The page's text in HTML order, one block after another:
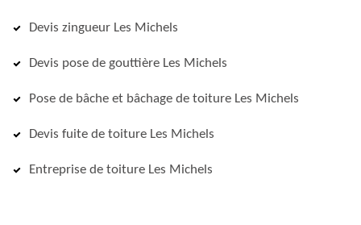
Devis zingueur Les Michels
Devis pose de gouttière Les Michels
Pose de bâche et bâchage de toiture Les Michels
Devis fuite de toiture Les Michels
Entreprise de toiture Les Michels